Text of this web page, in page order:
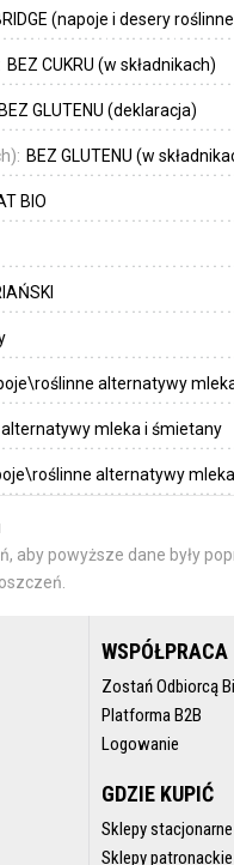
(napoje i desery
BEZ CUKRU (w składnikach)
BEZ GLUTENU (deklaracja)
BEZ GLUTENU (w
BIO
alternatywy
mleka i śmietany
alternatywy
aby powyższe dane były
WSPÓŁPRACA
Zostań Odbiorcą
Platforma B2B
Logowanie
GDZIE KUPIĆ
Sklepy stacjonarne
Sklepy patronackie